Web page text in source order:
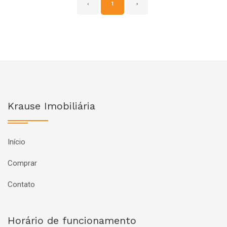
‹ 1 ›
Krause Imobiliária
Início
Comprar
Contato
Horário de funcionamento